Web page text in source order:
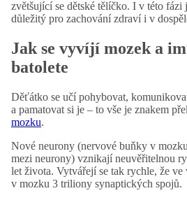
zvětšující se dětské tělíčko. I v této fázi
důležitý pro zachování zdraví i v
Jak se vyvíjí mozek a
batolete
Děťátko se učí pohybovat,
a pamatovat si je – to vše je znakem
mozku.
Nové neurony (nervové buňky v
mezi neurony) vznikají neuvěřitelnou
let života. Vytvářejí se tak rychle, že
v mozku 3 triliony synaptických spojů.